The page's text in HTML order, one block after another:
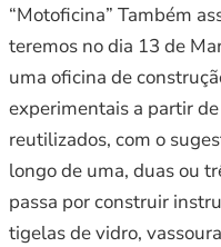
“Motoficina” Também
teremos no dia 13 de
uma oficina de
experimentais a partir
reutilizados, com o
longo de uma, duas ou
passa por construir
tigelas de vidro,